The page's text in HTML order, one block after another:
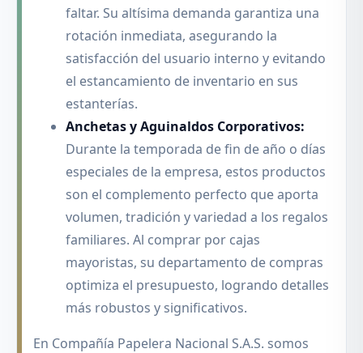
faltar. Su altísima demanda garantiza una
rotación inmediata, asegurando la
satisfacción del usuario interno y evitando
el estancamiento de inventario en sus
estanterías.
Anchetas y Aguinaldos Corporativos:
Durante la temporada de fin de año o días
especiales de la empresa, estos productos
son el complemento perfecto que aporta
volumen, tradición y variedad a los regalos
familiares. Al comprar por cajas
mayoristas, su departamento de compras
optimiza el presupuesto, logrando detalles
más robustos y significativos.
En Compañía Papelera Nacional S.A.S. somos